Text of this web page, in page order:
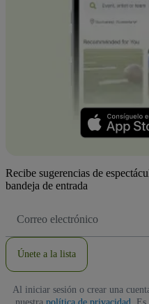
Recibe sugerencias de
bandeja de entrada
de
Únete a la lista
Al iniciar sesión o crear una